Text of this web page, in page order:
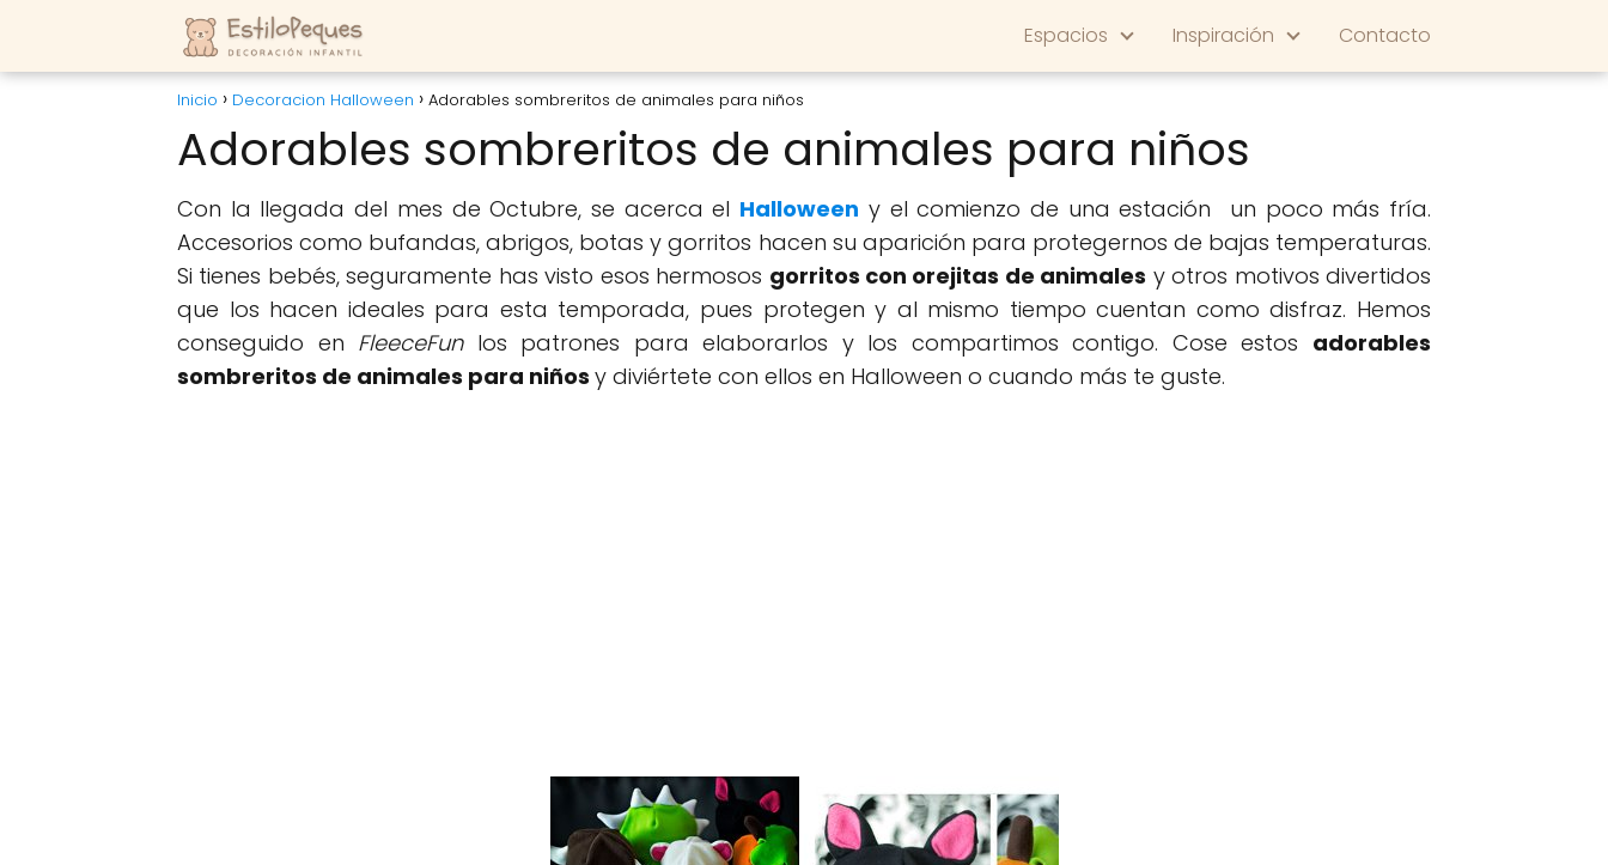
Espacios Inspiración Contacto
Inicio Decoracion Halloween Adorables sombreritos de animales para niños
Adorables sombreritos de animales para niños
Con la llegada del mes de Octubre, se acerca el Halloween y el comienzo de una estación un poco más fría.
Accesorios como bufandas, abrigos, botas y gorritos hacen su aparición para protegernos de bajas temperaturas.
Si tienes bebés, seguramente has visto esos hermosos gorritos con orejitas de animales y otros motivos divertidos
que los hacen ideales para esta temporada, pues protegen y al mismo tiempo cuentan como disfraz. Hemos
conseguido en FleeceFunlos patrones para elaborarlos y los compartimos contigo. Cose estos adorables
sombreritos de animales para niños y diviértete con ellos en Halloween o cuando más te guste.